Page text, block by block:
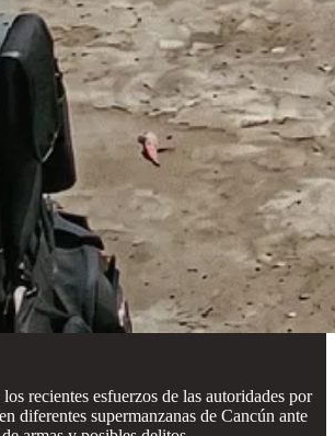
recientes esfuerzos de las autoridades por
diferentes supermanzanas de Cancún ante